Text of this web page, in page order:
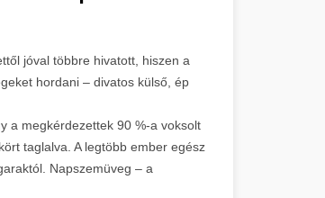
jóval többre hivatott, hiszen a
hordani – divatos külső, ép
a megkérdezettek 90 %-a voksolt
taglalva. A legtöbb ember egész
Napszemüveg – a